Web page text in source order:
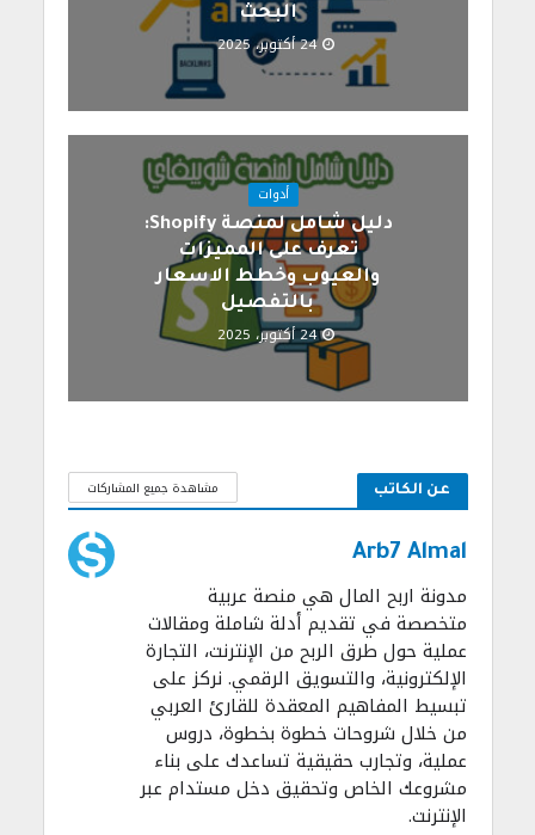
البحث
24 أكتوبر، 2025
أدوات
دليل شامل لمنصة Shopify:
تعرف على المميزات
والعيوب وخطط الاسعار
بالتفصيل
24 أكتوبر، 2025
عن الكاتب مشاهدة جميع المشاركات
Arb7 Almal
مدونة اربح المال هي منصة عربية
متخصصة في تقديم أدلة شاملة ومقالات
عملية حول طرق الربح من الإنترنت، التجارة
الإلكترونية، والتسويق الرقمي. نركز على
تبسيط المفاهيم المعقدة للقارئ العربي
من خلال شروحات خطوة بخطوة، دروس
عملية، وتجارب حقيقية تساعدك على بناء
مشروعك الخاص وتحقيق دخل مستدام عبر
الإنترنت.